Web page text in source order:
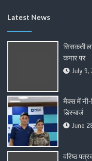
Latest News
सिसकती
कगार पर
July 9,
मैक्स में नी-
डिस्चार्ज
June
वरिष्ठ